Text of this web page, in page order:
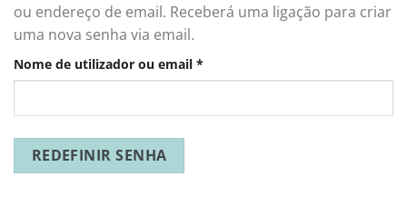
ou endereço de email. Receberá uma ligação para criar
uma nova senha via email.
Nome de utilizador ou email *Obrigatório
REDEFINIR SENHA